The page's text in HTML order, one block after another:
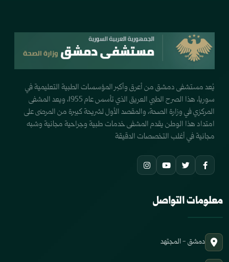
يُعد مستشفى دمشق من أعرق وأكبر المؤسسات الطبية التعليمية في
سوريا، هذا الصرح الطبي العريق الذي تأسس عام 1955، ويعد المشفى
المركزي في وزارة الصحة، والمقصد الأول لشريحة كبيرة من المرضى على
امتداد هذا الوطن يقدم المشفى خدمات طبية وجراحية مجانية وشبه
مجانية في أغلب التخصصات الدقيقة
معلومات التواصل
دمشق - المجتهد